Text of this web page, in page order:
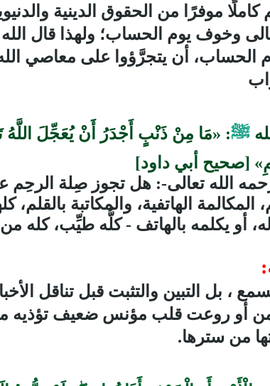
موفرًا من الحقوق الدينية
وخوف يوم الحساب؛ ولهذا قال
الحساب، أن يتجرَّؤوا على معاصي
ﷺ: ‏«مَا مِنْ ذَنْبٍ أَجْدَرُ أَنْ يُعَجِّلَ اللَّهُ
[صحيح أبي داود]
الله تعالى-: هل تجوز صِلة الرحِم
الهاتفية، والمكاتبة بالقلم،
أو يكلمه بالهاتف - كلُّه طيِّب، كله
، بل التبين والتثبت قبل تناقل
روعت قلب مؤنس ضعيف تؤذيه مثل
من سترها.